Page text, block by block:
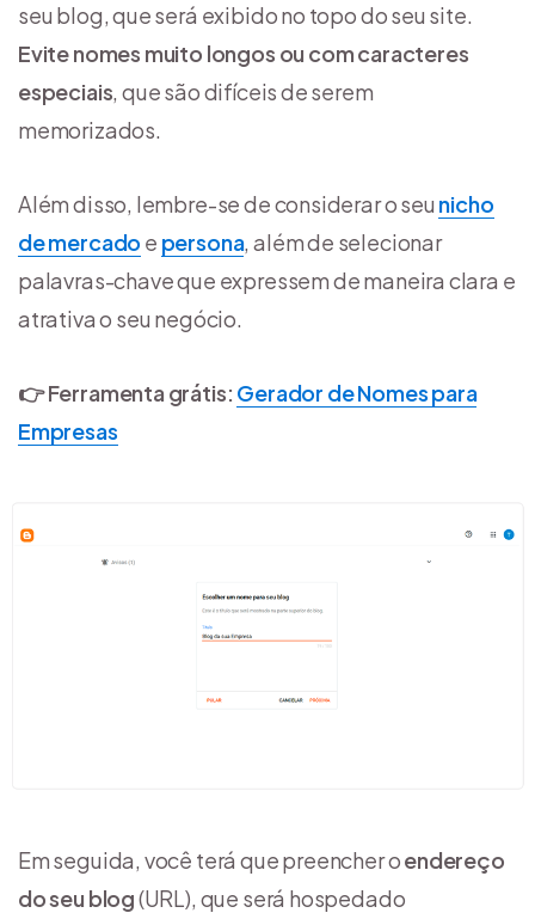
seu blog, que será exibido no topo do seu site.
Evite nomes muito longos ou com caracteres
especiais, que são difíceis de serem
memorizados.
Além disso, lembre-se de considerar o seu nicho
de mercado e persona, além de selecionar
palavras-chave que expressem de maneira clara e
atrativa o seu negócio.
👉Ferramenta grátis: Gerador de Nomes para
Empresas
Em seguida, você terá que preencher oendereço
do seu blog(URL), que será hospedado